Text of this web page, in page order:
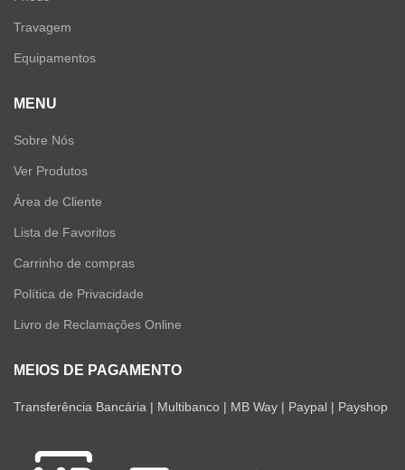
Travagem
Equipamentos
MENU
Sobre Nós
Ver Produtos
Área de Cliente
Lista de Favoritos
Carrinho de compras
Política de Privacidade
Livro de Reclamações Online
MEIOS DE PAGAMENTO
Transferência Bancária | Multibanco | MB Way | Paypal | Payshop